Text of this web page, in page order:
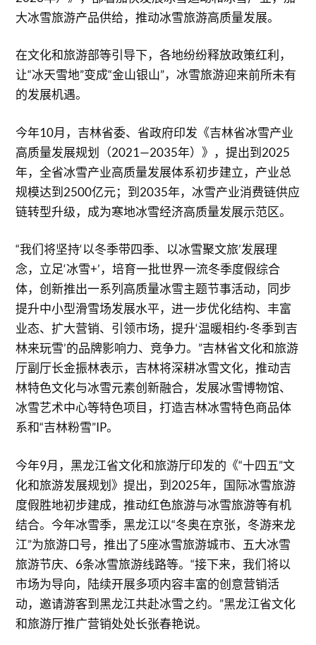
大冰雪旅游产品供给，推动冰雪旅游高质量发展。
在文化和旅游部等引导下，各地纷纷释放政策红利，
让“冰天雪地”变成“金山银山”，冰雪旅游迎来前所未有
的发展机遇。
今年10月，吉林省委、省政府印发《吉林省冰雪产业
高质量发展规划（2021—2035年）》，提出到2025
年，全省冰雪产业高质量发展体系初步建立，产业总
规模达到2500亿元；到2035年，冰雪产业消费链供应
链转型升级，成为寒地冰雪经济高质量发展示范区。
“我们将坚持‘以冬季带四季、以冰雪聚文旅’发展理
念，立足‘冰雪+’，培育一批世界一流冬季度假综合
体，创新推出一系列高质量冰雪主题节事活动，同步
提升中小型滑雪场发展水平，进一步优化结构、丰富
业态、扩大营销、引领市场，提升‘温暖相约·冬季到吉
林来玩雪’的品牌影响力、竞争力。”吉林省文化和旅游
厅副厅长金振林表示，吉林将深耕冰雪文化，推动吉
林特色文化与冰雪元素创新融合，发展冰雪博物馆、
冰雪艺术中心等特色项目，打造吉林冰雪特色商品体
系和“吉林粉雪”IP。
今年9月，黑龙江省文化和旅游厅印发的《“十四五”文
化和旅游发展规划》提出，到2025年，国际冰雪旅游
度假胜地初步建成，推动红色旅游与冰雪旅游等有机
结合。今年冰雪季，黑龙江以“冬奥在京张，冬游来龙
江”为旅游口号，推出了5座冰雪旅游城市、五大冰雪
旅游节庆、6条冰雪旅游线路等。“接下来，我们将以
市场为导向，陆续开展多项内容丰富的创意营销活
动，邀请游客到黑龙江共赴冰雪之约。”黑龙江省文化
和旅游厅推广营销处处长张春艳说。